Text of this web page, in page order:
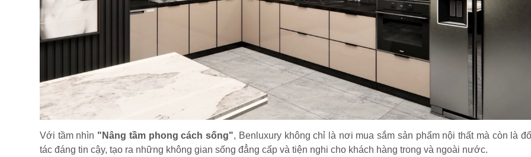
Với tầm nhìn "Nâng tầm phong cách sống", Benluxury không chỉ là nơi mua sắm sản phẩm nội thất mà còn là
tác đáng tin cậy, tạo ra những không gian sống đẳng cấp và tiện nghi cho khách hàng trong và ngoài nước.